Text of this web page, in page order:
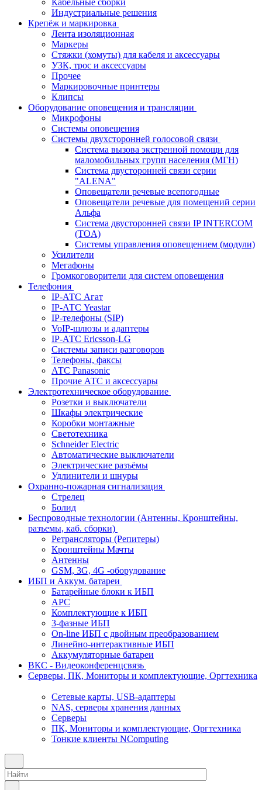
Кабельные сборки
Индустриальные решения
Крепёж и маркировка
Лента изоляционная
Маркеры
Стяжки (хомуты) для кабеля и аксессуары
УЗК, трос и аксессуары
Прочее
Маркировочные принтеры
Клипсы
Оборудование оповещения и трансляции
Микрофоны
Системы оповещения
Системы двухсторонней голосовой связи
Система вызова экстренной помощи для
маломобильных групп населения (МГН)
Система двусторонней связи серии
"ALENA"
Оповещатели речевые всепогодные
Оповещатели речевые для помещений серии
Альфа
Система двусторонней связи IP INTERCOM
(TOA)
Системы управления оповещением (модули)
Усилители
Мегафоны
Громкоговорители для систем оповещения
Телефония
IP-АТС Агат
IP-АТС Yeastar
IP-телефоны (SIP)
VoIP-шлюзы и адаптеры
IP-АТС Ericsson-LG
Системы записи разговоров
Телефоны, факсы
АТС Panasonic
Прочие АТС и аксессуары
Электротехническое оборудование
Розетки и выключатели
Шкафы электрические
Коробки монтажные
Светотехника
Schneider Electric
Автоматические выключатели
Электрические разъёмы
Удлинители и шнуры
Охранно-пожарная сигнализация
Стрелец
Болид
Беспроводные технологии (Антенны, Кронштейны,
разъемы, каб. сборки)
Ретрансляторы (Репитеры)
Кронштейны Мачты
Антенны
GSM, 3G, 4G -оборудование
ИБП и Аккум. батареи
Батарейные блоки к ИБП
APC
Комплектующие к ИБП
3-фазные ИБП
On-line ИБП с двойным преобразованием
Линейно-интерактивные ИБП
Аккумуляторные батареи
ВКС - Видеоконференцсвязь
Серверы, ПК, Мониторы и комплектующие, Оргтехника
Сетевые карты, USB-адаптеры
NAS, серверы хранения данных
Серверы
ПК, Мониторы и комплектующие, Оргтехника
Тонкие клиенты NComputing